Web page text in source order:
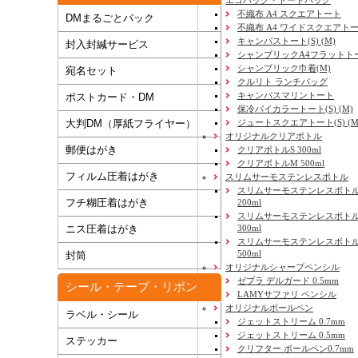
DMまるごとパック
封入封緘サービス
宛名セット
ポストカード・DM
大判DM（厚紙フライヤー）
郵便はがき
フィルム圧着はがき
フチ糊圧着はがき
ニス圧着はがき
封筒
シール・テープ・リボン
ラベル・シール
ステッカー
不織布 A4 スクエアトート
不織布 A4 ワイドスクエアト
キャンバストート(S) (M)
シャンブリックA4フラットト
シャンブリック巾着(M)
クルリト ランチバッグ
キャンバスマリントート
保冷バイカラートート(S) (M)
ジュートスクエアトート(S)
オリジナルクリアボトル
クリアボトルS 300ml
クリアボトルM 500ml
スリムサーモステンレスボトル
スリムサーモステンレスボト
200ml
スリムサーモステンレスボト
300ml
スリムサーモステンレスボト
500ml
オリジナルシャープペンシル
ゼブラ デルガード 0.5mm
LAMYサファリ ペンシル
オリジナルボールペン
ジェットストリーム 0.7mm
ジェットストリーム 0.5mm
クリフター ボールペン0.7mm